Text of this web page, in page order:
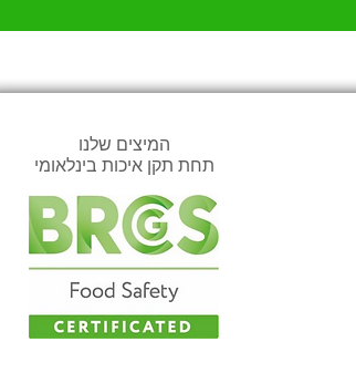
המיצים שלנו
תחת תקן איכות בינלאומי